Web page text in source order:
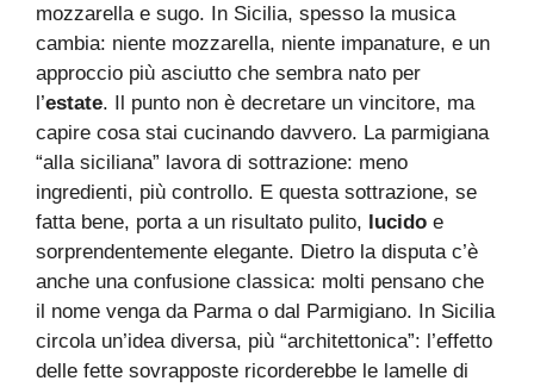
mozzarella e sugo. In Sicilia, spesso la musica
cambia: niente mozzarella, niente impanature, e un
approccio più asciutto che sembra nato per
l’estate. Il punto non è decretare un vincitore, ma
capire cosa stai cucinando davvero. La parmigiana
“alla siciliana” lavora di sottrazione: meno
ingredienti, più controllo. E questa sottrazione, se
fatta bene, porta a un risultato pulito, lucido e
sorprendentemente elegante. Dietro la disputa c’è
anche una confusione classica: molti pensano che
il nome venga da Parma o dal Parmigiano. In Sicilia
circola un’idea diversa, più “architettonica”: l’effetto
delle fette sovrapposte ricorderebbe le lamelle di